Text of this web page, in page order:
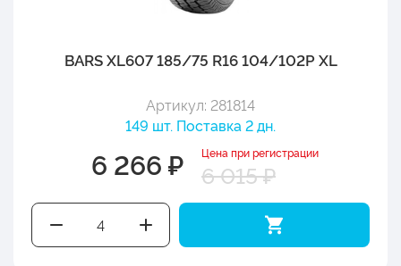
BARS XL607 185/75 R16 104/102P XL
Артикул: 281814
149 шт. Поставка 2 дн.
6 266 ₽ Цена при регистрации
6 015 ₽